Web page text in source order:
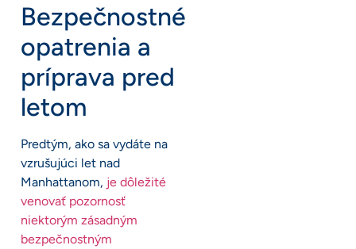
Bezpečnostné
opatrenia a
príprava pred
letom
Predtým, ako sa vydáte na
vzrušujúci let nad
Manhattanom, je dôležité
venovať pozornosť
niektorým zásadným
bezpečnostným